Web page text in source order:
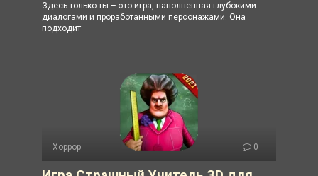
Здесь только ты – это игра, наполненная глубокими
диалогами и проработанными персонажами. Она
подходит
Хоррор 0